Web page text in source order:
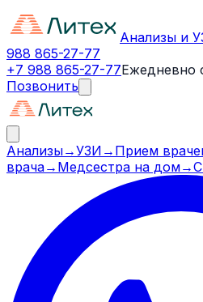
Анализы и
988 865-27-77
+7 988 865-27-77Ежедневно
Позвонить
Анализы→УЗИ → Прием
врача→ Медсестра на дом→